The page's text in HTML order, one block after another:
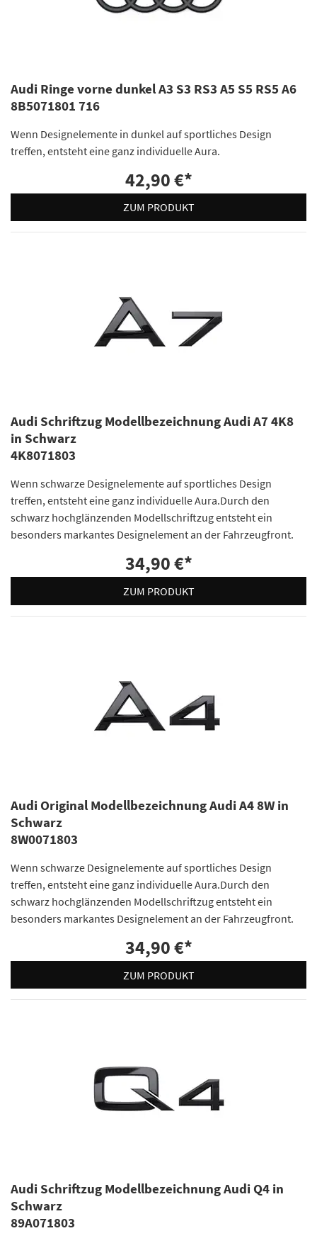
Audi Ringe vorne dunkel A3 S3 RS3 A5 S5 RS5 A6
8B5071801 716
Wenn Designelemente in dunkel auf sportliches Design
treffen, entsteht eine ganz individuelle Aura.
42,90 €*
ZUM PRODUKT
Audi Schriftzug Modellbezeichnung Audi A7 4K8
in Schwarz
4K8071803
Wenn schwarze Designelemente auf sportliches Design
treffen, entsteht eine ganz individuelle Aura.Durch den
schwarz hochglänzenden Modellschriftzug entsteht ein
besonders markantes Designelement an der Fahrzeugfront.
34,90 €*
ZUM PRODUKT
Audi Original Modellbezeichnung Audi A4 8W in
Schwarz
8W0071803
Wenn schwarze Designelemente auf sportliches Design
treffen, entsteht eine ganz individuelle Aura.Durch den
schwarz hochglänzenden Modellschriftzug entsteht ein
besonders markantes Designelement an der Fahrzeugfront.
34,90 €*
ZUM PRODUKT
Audi Schriftzug Modellbezeichnung Audi Q4 in
Schwarz
89A071803